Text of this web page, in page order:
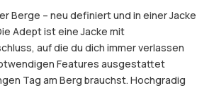
Berge – neu definiert und in einer Jacke
Adept ist eine Jacke mit
auf die du dich immer verlassen
Features ausgestattet
Tag am Berg brauchst. Hochgradig